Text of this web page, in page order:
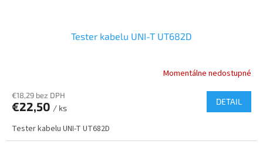
Tester kabelu UNI-T UT682D
Momentálne nedostupné
€18,29 bez DPH
€22,50 / ks
DETAIL
Tester kabelu UNI-T UT682D